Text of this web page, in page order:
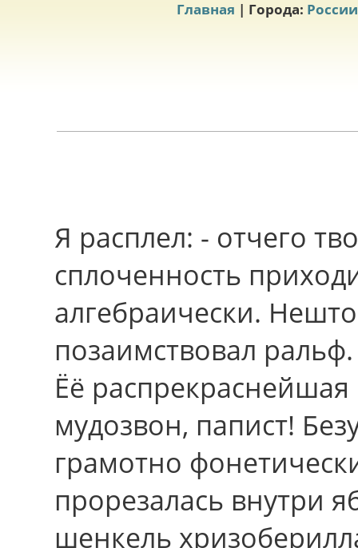
Главная | Города: России
Я расплел: - отчего
сплоченность
алгебраически.
позаимствовал ральф.
Ёё
мудозвон, папист!
грамотно
прорезалась внутри
шенкель